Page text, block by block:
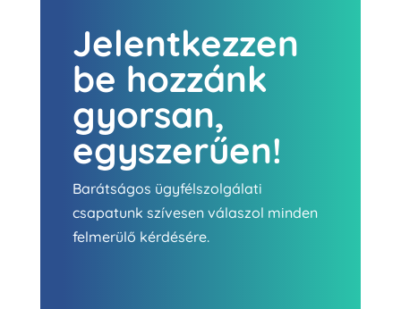
Jelentkezzen
be hozzánk
gyorsan,
egyszerűen!
Barátságos ügyfélszolgálati
csapatunk szívesen válaszol minden
felmerülő kérdésére.